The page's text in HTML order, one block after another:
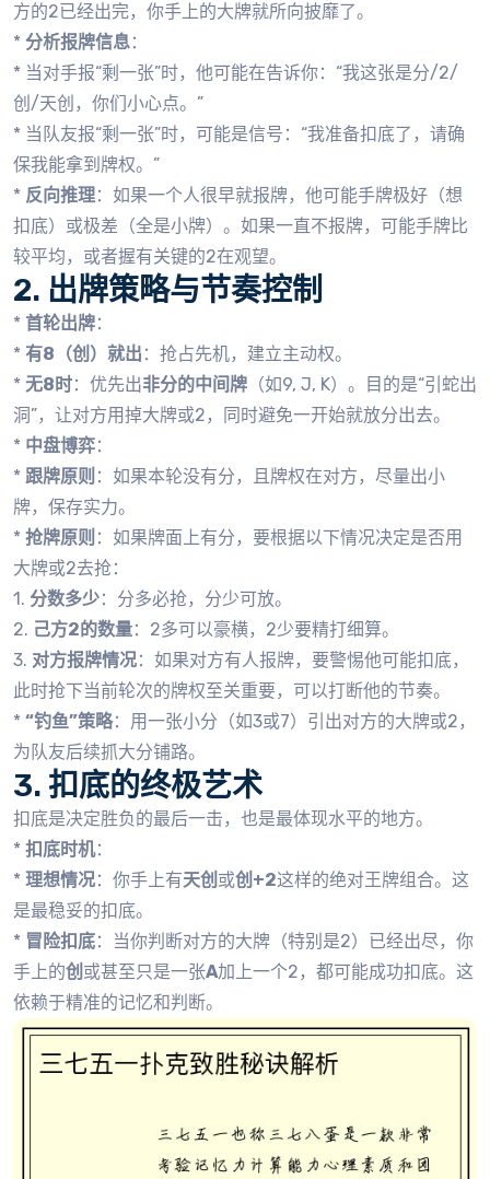
方的2已经出完，你手上的大牌就所向披靡了。
* 分析报牌信息：
* 当对手报“剩一张”时，他可能在告诉你：“我这张是分/2/
创/天创，你们小心点。”
* 当队友报“剩一张”时，可能是信号：“我准备扣底了，请确
保我能拿到牌权。”
* 反向推理：如果一个人很早就报牌，他可能手牌极好（想
扣底）或极差（全是小牌）。如果一直不报牌，可能手牌比
较平均，或者握有关键的2在观望。
2. 出牌策略与节奏控制
* 首轮出牌：
* 有8（创）就出 ：抢占先机，建立主动权。
* 无8时：优先出非分的中间牌 （如9, J, K）。目的是“引蛇出
洞”，让对方用掉大牌或2，同时避免一开始就放分出去。
* 中盘博弈：
* 跟牌原则 ：如果本轮没有分，且牌权在对方，尽量出小
牌，保存实力。
* 抢牌原则 ：如果牌面上有分，要根据以下情况决定是否用
大牌或2去抢：
1. 分数多少：分多必抢，分少可放。
2. 己方2的数量：2多可以豪横，2少要精打细算。
3. 对方报牌情况：如果对方有人报牌，要警惕他可能扣底，
此时抢下当前轮次的牌权至关重要，可以打断他的节奏。
* “钓鱼”策略：用一张小分（如3或7）引出对方的大牌或2，
为队友后续抓大分铺路。
3. 扣底的终极艺术
扣底是决定胜负的最后一击，也是最体现水平的地方。
* 扣底时机：
* 理想情况：你手上有天创 或创+2这样的绝对王牌组合。这
是最稳妥的扣底。
* 冒险扣底：当你判断对方的大牌（特别是2）已经出尽，你
手上的创 或甚至只是一张A加上一个2，都可能成功扣底。这
依赖于精准的记忆和判断。